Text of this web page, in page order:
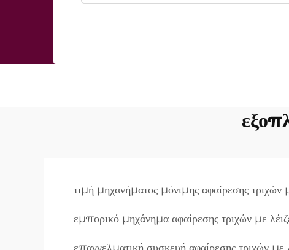
τιμή μηχανήματος μόνιμης αφαίρεσης τριχών
εμπορικό μηχάνημα αφαίρεσης τριχών με